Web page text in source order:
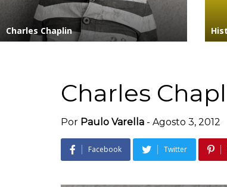
Charles Chaplin
Charles
Por Paulo Varella - Agosto 3, 2012
Facebook Twitter